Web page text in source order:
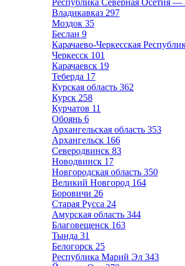
Республика Северная Осетия
Владикавказ 297
Моздок 35
Беслан 9
Карачаево-Черкесская
Черкесск 101
Карачаевск 19
Теберда 17
Курская область 362
Курск 258
Курчатов 11
Обоянь 6
Архангельская область 353
Архангельск 166
Северодвинск 83
Новодвинск 17
Новгородская область 350
Великий Новгород 164
Боровичи 26
Старая Русса 24
Амурская область 344
Благовещенск 163
Тында 31
Белогорск 25
Республика Марий Эл 343